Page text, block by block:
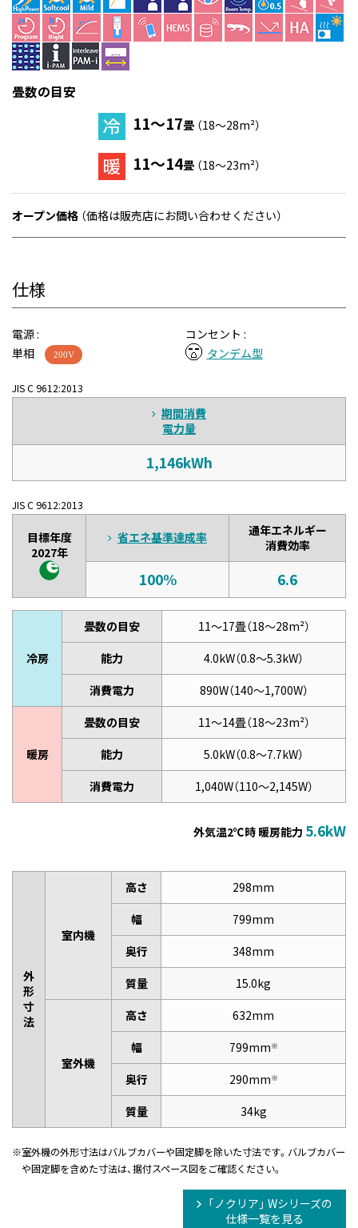
畳数の目安
11～17畳 （18～28m²）
11～14畳 （18～23m²）
オープン価格 （価格は販売店にお問い合わせください）
仕様
電源 :
単相
200V
コンセント :
タンデム型
JIS C 9612:2013
期間消費
電力量
1,146kWh
JIS C 9612:2013
目標年度
2027年
省エネ基準達成率
通年エネルギー
消費効率
100% 6.6
冷房
畳数の目安
11～17畳（18～28m²）
能力
4.0kW（0.8～5.3kW）
消費電力
890W（140～1,700W）
暖房
畳数の目安
11～14畳（18～23m²）
能力
5.0kW（0.8～7.7kW）
消費電力
1,040W（110～2,145W）
外気温2℃時 暖房能力 5.6kW
外
形
寸
法
室内機
高さ
298mm
幅
799mm
奥行
348mm
質量
15.0kg
室外機
高さ
632mm
幅
799mm※
奥行 290mm※
質量 34kg
※室外機の外形寸法はバルブカバーや固定脚を除いた寸法です。バルブカバー
や固定脚を含めた寸法は、据付スペース図をご確認ください。
「ノクリア」 Wシリーズの
仕様一覧を見る